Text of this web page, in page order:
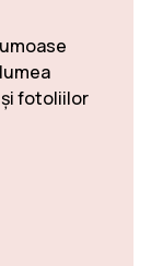
fotoliilor